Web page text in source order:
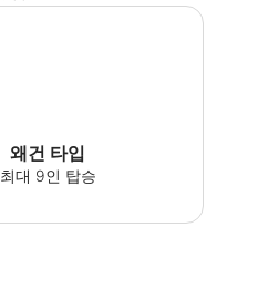
왜건 타입
최대 9인 탑승